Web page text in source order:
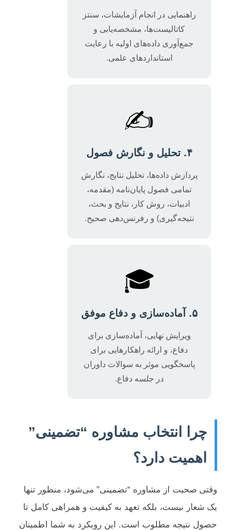
راهنمایی در انجام آزمایشات، سنتز
کاتالیست‌ها، مشخصه‌یابی و
جمع‌آوری داده‌های اولیه با رعایت
استانداردهای علمی.
✍️
۴. تحلیل و نگارش فصول
پردازش داده‌ها، تحلیل نتایج، نگارش
تمامی فصول پایان‌نامه (مقدمه،
ادبیات، روش کار، نتایج و بحث،
نتیجه‌گیری) و رفرنس‌دهی صحیح.
🎓
۵. آماده‌سازی و دفاع موفق
ویرایش نهایی، آماده‌سازی برای
دفاع، و ارائه راهکارهایی برای
پاسخگویی موثر به سوالات داوران
در جلسه دفاع.
چرا انتخاب مشاوره “تضمینی”
اهمیت دارد؟
وقتی صحبت از مشاوره “تضمینی” می‌شود، منظور تنها
یک شعار نیست، بلکه تعهد به کیفیت و همراهی کامل تا
حصول نتیجه مطلوب است. این رویکرد به شما اطمینان